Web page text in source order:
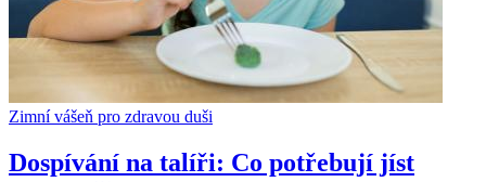
Zimní vášeň pro zdravou duši
Dospívání na talíři: Co potřebují jíst